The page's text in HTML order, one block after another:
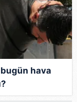
hava